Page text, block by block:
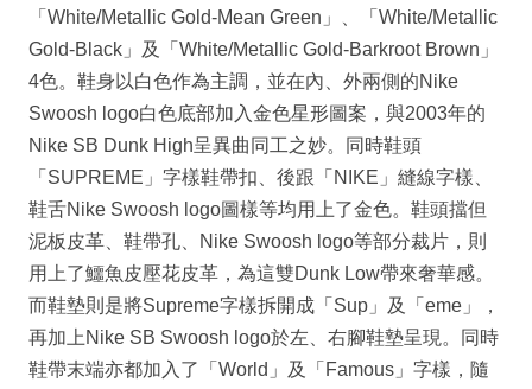
「White/Metallic Gold-Mean Green」、「White/Metallic
Gold-Black」及「White/Metallic Gold-Barkroot Brown」
4色。鞋身以白色作為主調，並在內、外兩側的Nike
Swoosh logo白色底部加入金色星形圖案，與2003年的
Nike SB Dunk High呈異曲同工之妙。同時鞋頭
「SUPREME」字樣鞋帶扣、後跟「NIKE」縫線字樣、
鞋舌Nike Swoosh logo圖樣等均用上了金色。鞋頭擋但
泥板皮革、鞋帶孔、Nike Swoosh logo等部分裁片，則
用上了鱷魚皮壓花皮革，為這雙Dunk Low帶來奢華感。
而鞋墊則是將Supreme字樣拆開成「Sup」及「eme」，
再加上Nike SB Swoosh logo於左、右腳鞋墊呈現。同時
鞋帶末端亦都加入了「World」及「Famous」字樣，隨